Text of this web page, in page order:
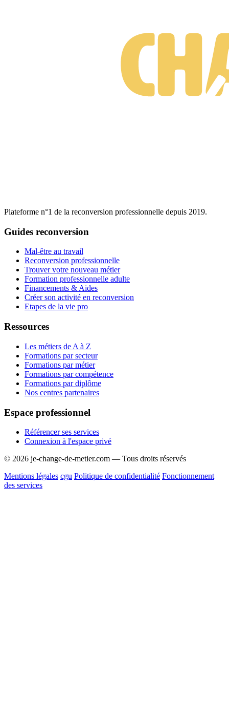
Plateforme n°1 de la reconversion professionnelle depuis 2019.
Guides reconversion
Mal-être au travail
Reconversion professionnelle
Trouver votre nouveau métier
Formation professionnelle adulte
Financements & Aides
Créer son activité en reconversion
Etapes de la vie pro
Ressources
Les métiers de A à Z
Formations par secteur
Formations par métier
Formations par compétence
Formations par diplôme
Nos centres partenaires
Espace professionnel
Référencer ses services
Connexion à l'espace privé
© 2026 je-change-de-metier.com — Tous droits réservés
Mentions légales cgu Politique de confidentialité Fonctionnement
des services